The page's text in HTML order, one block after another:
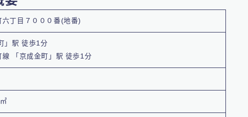
六丁目７０００番(地番)
」駅 徒歩1分
線 「京成金町」駅 徒歩1分